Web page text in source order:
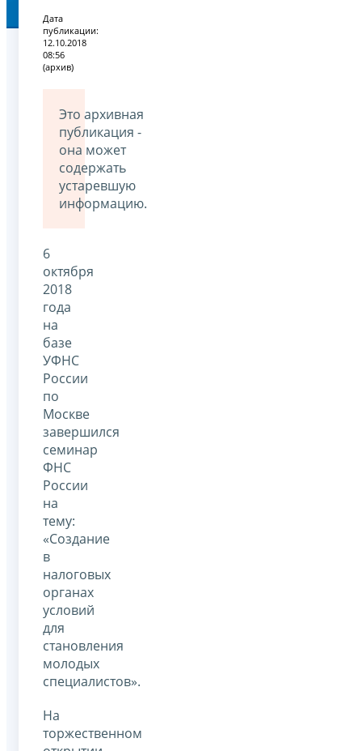
Дата
публикации:
12.10.2018
08:56
(архив)
Это архивная
публикация -
она может
содержать
устаревшую
информацию.
6
октября
2018
года
на
базе
УФНС
России
по
Москве
завершился
семинар
ФНС
России
на
тему:
«Создание
в
налоговых
органах
условий
для
становления
молодых
специалистов».
На
торжественном